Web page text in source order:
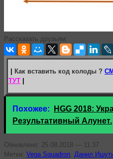
Рассказать друзьям:
| Как вставить код колоды ?
ТУТ |
Похожее:
HGG 2018:
Результативный Алунет.
Обновлено: 25.08.2018 — 11:37
Метки: Vega Squadron Данил